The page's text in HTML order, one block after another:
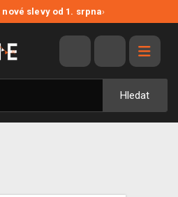
slevy od 1. srpna›
Hledat